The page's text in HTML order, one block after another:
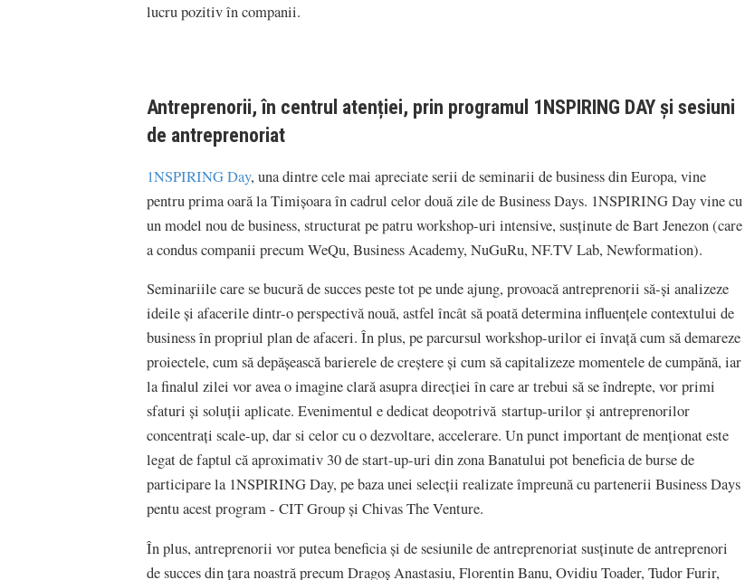
lucru pozitiv în companii.
Antreprenorii, în centrul atenției, prin programul 1NSPIRING DAY și sesiuni
de antreprenoriat
1NSPIRING Day, una dintre cele mai apreciate serii de seminarii de business din Europa, vine
pentru prima oară la Timișoara în cadrul celor două zile de Business Days. 1NSPIRING Day vine cu
un model nou de business, structurat pe patru workshop-uri intensive, susținute de Bart Jenezon (care
a condus companii precum WeQu, Business Academy, NuGuRu, NF.TV Lab, Newformation).
Seminariile care se bucură de succes peste tot pe unde ajung, provoacă antreprenorii să-și analizeze
ideile și afacerile dintr-o perspectivă nouă, astfel încât să poată determina influențele contextului de
business în propriul plan de afaceri. În plus, pe parcursul workshop-urilor ei învață cum să demareze
proiectele, cum să depășească barierele de creștere și cum să capitalizeze momentele de cumpănă, iar
la finalul zilei vor avea o imagine clară asupra direcției în care ar trebui să se îndrepte, vor primi
sfaturi și soluții aplicate. Evenimentul e dedicat deopotrivă startup-urilor și antreprenorilor
concentrați scale-up, dar si celor cu o dezvoltare, accelerare. Un punct important de menționat este
legat de faptul că aproximativ 30 de start-up-uri din zona Banatului pot beneficia de burse de
participare la 1NSPIRING Day, pe baza unei selecții realizate împreună cu partenerii Business Days
pentu acest program - CIT Group și Chivas The Venture.
În plus, antreprenorii vor putea beneficia și de sesiunile de antreprenoriat susținute de antreprenori
de succes din țara noastră precum Dragoș Anastasiu, Florentin Banu, Ovidiu Toader, Tudor Furir,